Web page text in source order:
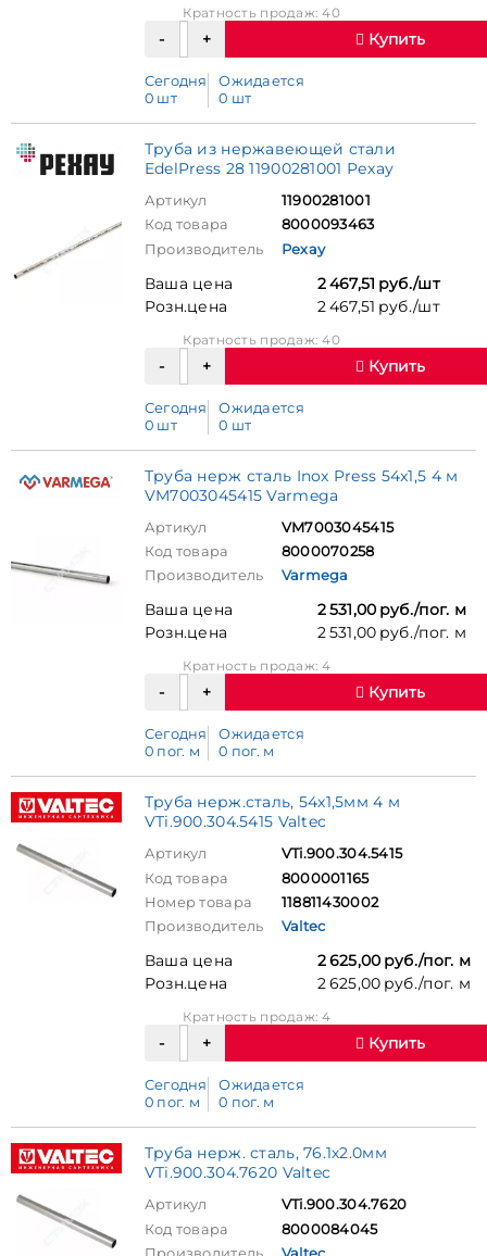
Кратность продаж: 40
Купить
Сегодня
0 шт
Ожидается
0 шт
Труба из нержавеющей стали
EdelPress 28 11900281001 Рехау
Артикул
11900281001
Код товара
8000093463
Производитель
Рехау
Ваша цена
2 467,51 руб./шт
Розн.цена
2 467,51 руб./шт
Кратность продаж: 40
Купить
Сегодня
0 шт
Ожидается
0 шт
Труба нерж сталь Inox Press 54x1,5 4 м
VM7003045415 Varmega
Артикул
VM7003045415
Код товара
8000070258
Производитель
Varmega
Ваша цена
2 531,00 руб./пог. м
Розн.цена
2 531,00 руб./пог. м
Кратность продаж: 4
Купить
Сегодня
0 пог. м
Ожидается
0 пог. м
Труба нерж.сталь, 54х1,5мм 4 м
VTi.900.304.5415 Valtec
Артикул
VTi.900.304.5415
Код товара
8000001165
Номер товара
118811430002
Производитель
Valtec
Ваша цена
2 625,00 руб./пог. м
Розн.цена
2 625,00 руб./пог. м
Кратность продаж: 4
Купить
Сегодня
0 пог. м
Ожидается
0 пог. м
Труба нерж. сталь, 76.1х2.0мм
VTi.900.304.7620 Valtec
Артикул
VTi.900.304.7620
Код товара
8000084045